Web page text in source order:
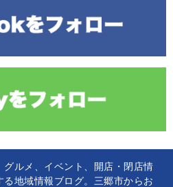
ルメ、イベント、開店・閉店情
地域情報ブログ。三郷市からお